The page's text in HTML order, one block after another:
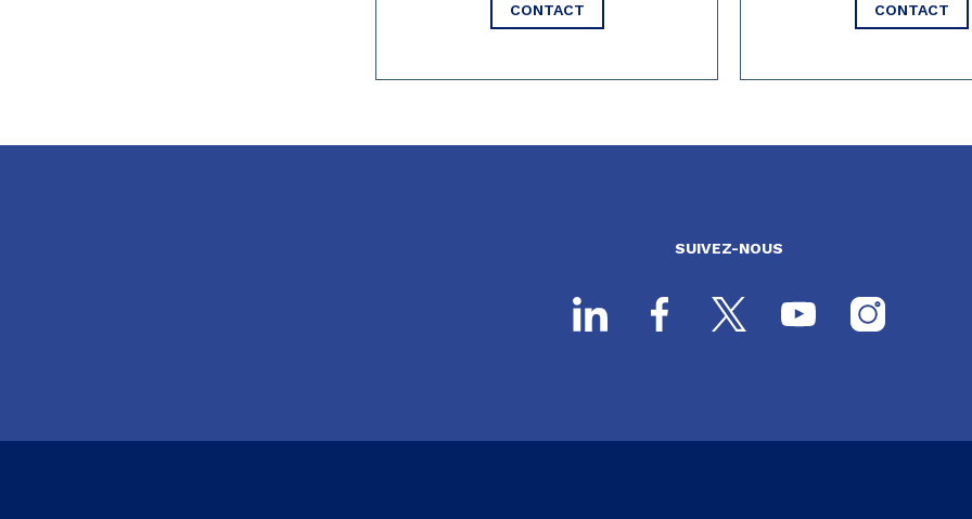
CONTACT CONTACT
SUIVEZ-NOUS